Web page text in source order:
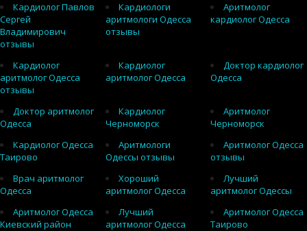
Кардиолог Павлов
Сергей
Владимирович
отзывы
Кардиологи
аритмологи Одесса
отзывы
Аритмолог
кардиолог Одесса
Кардиолог
аритмолог Одесса
отзывы
Кардиолог
аритмолог Одесса
Доктор кардиолог
Одесса
Доктор аритмолог
Одесса
Кардиолог
Черноморск
Аритмолог
Черноморск
Кардиолог Одесса
Таирово
Аритмологи
Одессы отзывы
Аритмолог Одесса
отзывы
Врач аритмолог
Одесса
Хороший
аритмолог Одесса
Лучший
аритмолог Одессы
Аритмолог Одесса
Киевский район
Лучший
аритмолог Одесса
Аритмолог Одесса
Таирово